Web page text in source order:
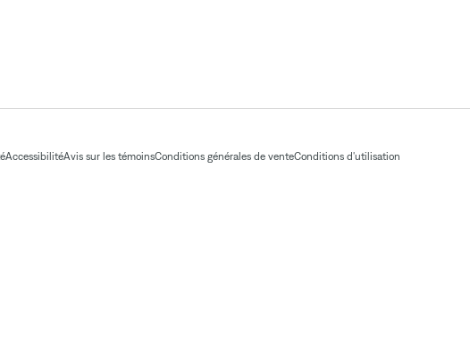
AccessibilitéAvis sur les témoinsConditions générales de venteConditions d'utilisation